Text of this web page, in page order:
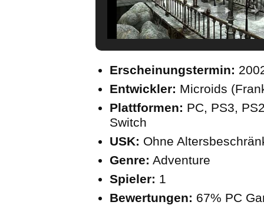
Erscheinungstermin:
Entwickler: Microids
Plattformen: PC, PS3,
Switch
USK: Ohne
Genre: Adventure
Spieler: 1
Bewertungen: 67% PC